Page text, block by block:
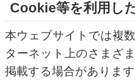
Cookie等を利用し
本ウェブサイトでは複
ターネット上のさまざ
掲載する場合があります